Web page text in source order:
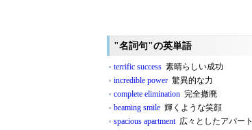
"名詞句"の英単語
terrific success 素晴らしい成功
incredible power 驚異的な力
complete elimination 完全撤廃
beaming smile 輝くような笑顔
spacious apartment広々としたアパート